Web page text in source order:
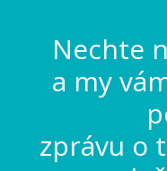
Nechte
a my
zprávu o